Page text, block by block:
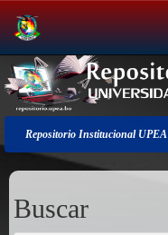
Salir
de
la
navegación
Repositorio Institucional UPEA
Buscar